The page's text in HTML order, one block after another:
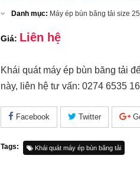
Danh mục: Máy ép bùn băng tải size
Giá: Liên hệ
Khái quát máy ép bùn băng tải
này, liên hệ tư vấn: 0274 6535
Facebook Twitter
Tags: Khái quát máy ép bùn băng tải